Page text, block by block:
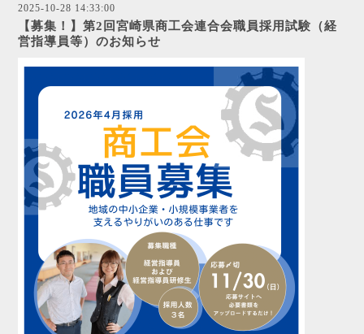
2025-10-28 14:33:00
【募集！】第2回宮崎県商工会連合会職員採用試験（経
営指導員等）のお知らせ